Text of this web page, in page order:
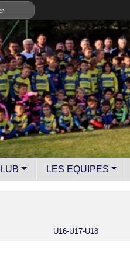
LES EQUIPES
U16-U17-U18
des cookies